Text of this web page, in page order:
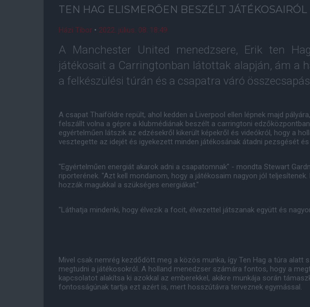
TEN HAG ELISMERŐEN BESZÉLT JÁTÉKOSAIRÓL
Házi Tibor • 2022. július. 08. 18:49
A Manchester United menedzsere, Erik ten
játékosait a Carringtonban látottak alapján, ám a
a felkészülési túrán és a csapatra váró
A csapat Thaiföldre repült, ahol kedden a Liverpool ellen lépnek majd
felszállt volna a gépre a klubmédiának beszélt a carringtoni
egyértelműen látszik az edzésekről kikerült képekről és videókról, hogy a
vesztegette az idejét és igyekezett minden játékosának átadni pezsgését
"Egyértelműen energiát akarok adni a csapatomnak" - mondta Stewart
riporterének. "Azt kell mondanom, hogy a játékosaim nagyon jól
hozzák magukkal a szükséges energiákat."
"Láthatja mindenki, hogy élvezik a focit, élvezettel játszanak együtt és
Mivel csak nemrég kezdődött meg a közös munka, így Ten Hag a túra alatt
megtudni a játékosokról. A holland menedzser számára fontos, hogy a
kapcsolatot alakítsa ki azokkal az emberekkel, akikre munkája során
fontosságúnak tartja ezt azért is, mert hosszútávra terveznek egymással.